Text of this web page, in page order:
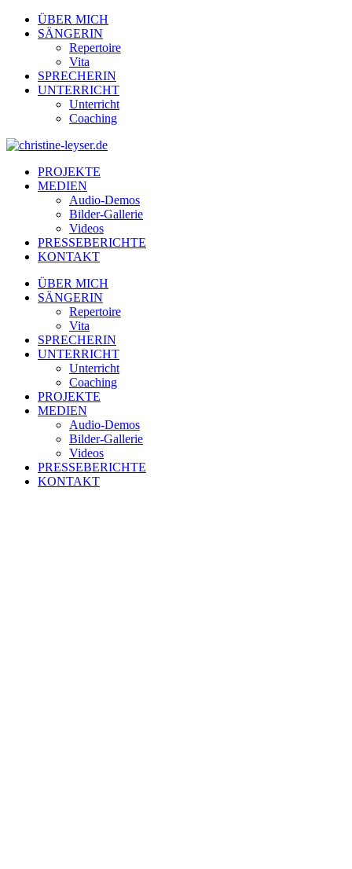
ÜBER MICH
SÄNGERIN
Repertoire
Vita
SPRECHERIN
UNTERRICHT
Unterricht
Coaching
PROJEKTE
MEDIEN
Audio-Demos
Bilder-Gallerie
Videos
PRESSEBERICHTE
KONTAKT
ÜBER MICH
SÄNGERIN
Repertoire
Vita
SPRECHERIN
UNTERRICHT
Unterricht
Coaching
PROJEKTE
MEDIEN
Audio-Demos
Bilder-Gallerie
Videos
PRESSEBERICHTE
KONTAKT